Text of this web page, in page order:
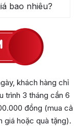
bao nhiêu?
khách hàng chỉ
trình 3 tháng cần 6
đồng (mua cả
giá hoặc quà tặng).